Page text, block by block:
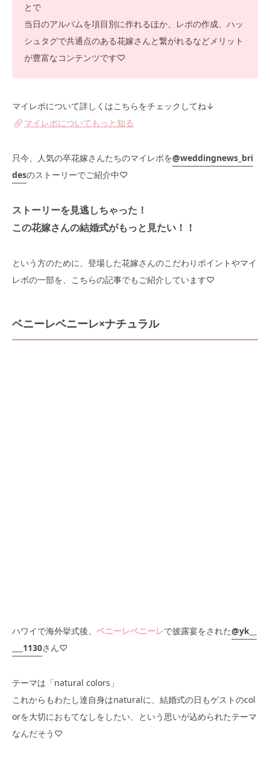
とで
当日のアルバムを項目別に作れるほか、レポの作成、ハッ
シュタグで共通点のある花嫁さんと繋がれるなどメリット
が豊富なコンテンツです♡
マイレポについて詳しくはこちらをチェックしてね↓
マイレポについてもっと知る
只今、人気の卒花嫁さんたちのマイレポを@weddingnews_bri
desのストーリーでご紹介中♡
ストーリーを見逃しちゃった！
この花嫁さんの結婚式がもっと見たい！！
という方のために、登場した花嫁さんのこだわりポイントやマイ
レポの一部を、こちらの記事でもご紹介しています♡
ベニーレベニーレ×ナチュラル
ハワイで海外挙式後、 ベニーレベニーレで披露宴をされた@yk__
___1130さん♡
テーマは「natural colors」
これからもわたし達自身はnaturalに、結婚式の日もゲストのcol
orを大切におもてなしをしたい、という思いが込められたテーマ
なんだそう♡